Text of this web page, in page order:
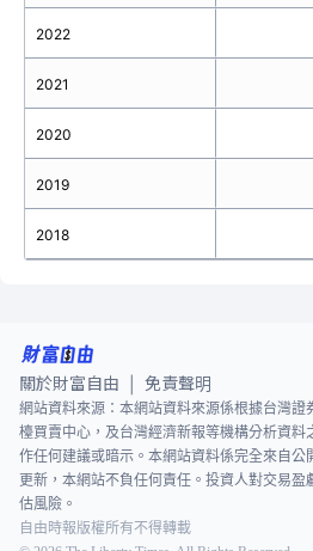
2022
2021
2020
2019
2018
關於財富自由 免責聲明
網站資料來源：本網站資料來源係根據台灣證
檯買賣中心，及台灣經濟新報等機構分析資料
作任何建議或暗示。本網站資料係完全來自公
更新，本網站不負任何責任。投資人對交易
估風險。
自由時報版權所有不得轉載